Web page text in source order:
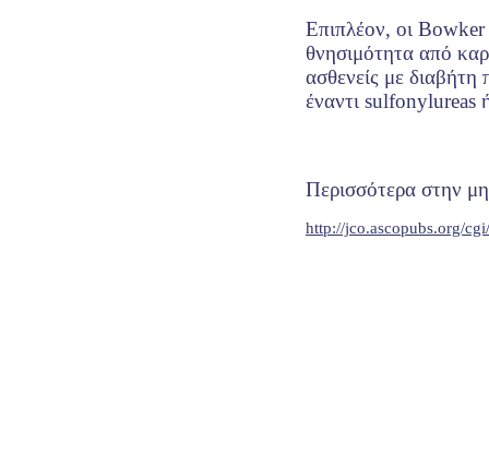
Επιπλέον, οι
θνησιμότητα από
ασθενείς με
έναντι sulfonylureas
Περισσότερα στην
http://jco.ascopubs.org/